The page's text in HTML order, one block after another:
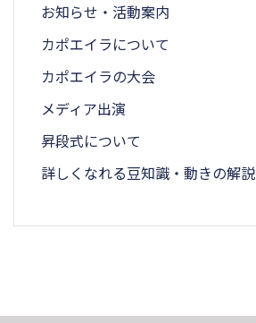
お知らせ・活動案内
カポエイラについて
カポエイラの大会
メディア出演
昇段式について
詳しくなれる豆知識・動きの解説